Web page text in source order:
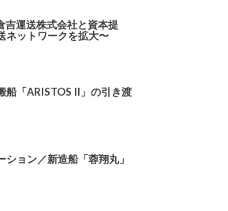
運送株式会社と資本提
ネットワークを拡大〜
船「ARISTOS II」の引き渡
ョン／新造船「蓉翔丸」